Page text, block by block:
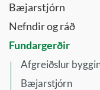
Bæjarstjórn
Nefndir og ráð
Fundargerðir
Afgreiðslur
Bæjarstjórn